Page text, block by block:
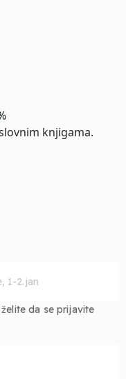
knjigama.
da se prijavite